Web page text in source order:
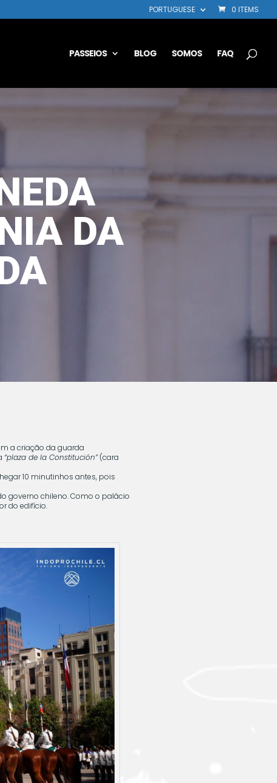
PORTUGUESE 0 ITEMS
PASSEIOS BLOG SOMOS FAQ
DA
a criação da guarda
“plaza de la Constitución”(cara
10 minutinhos antes, pois
governo chileno. Como o palácio
do edifício.